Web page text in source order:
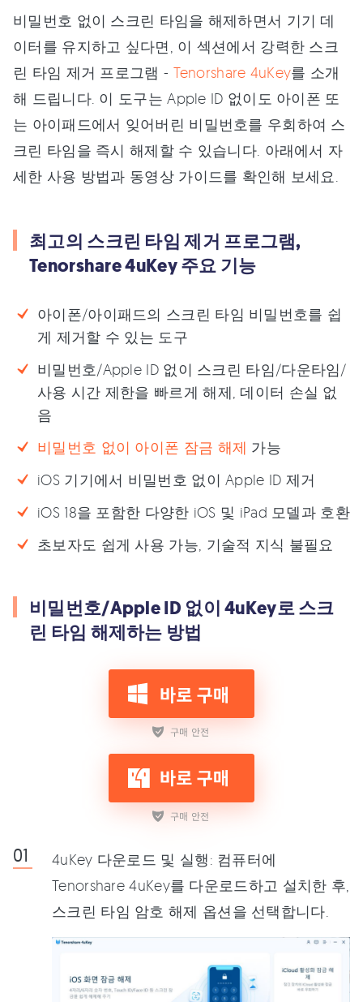
비밀번호 없이 스크린 타임을 해제하면서 기기 데
이터를 유지하고 싶다면, 이 섹션에서 강력한 스크
린 타임 제거 프로그램 - Tenorshare 4uKey를 소개
해 드립니다. 이 도구는 Apple ID 없이도 아이폰 또
는 아이패드에서 잊어버린 비밀번호를 우회하여 스
크린 타임을 즉시 해제할 수 있습니다. 아래에서 자
세한 사용 방법과 동영상 가이드를 확인해 보세요.
최고의 스크린 타임 제거 프로그램,
Tenorshare 4uKey 주요 기능
아이폰/아이패드의 스크린 타임 비밀번호를 쉽
게 제거할 수 있는 도구
비밀번호/Apple ID 없이 스크린 타임/다운타임/
사용 시간 제한을 빠르게 해제, 데이터 손실 없
음
비밀번호 없이 아이폰 잠금 해제 가능
iOS 기기에서 비밀번호 없이 Apple ID 제거
iOS 18을 포함한 다양한 iOS 및 iPad 모델과 호환
초보자도 쉽게 사용 가능, 기술적 지식 불필요
비밀번호/Apple ID 없이 4uKey로 스크
린 타임 해제하는 방법
4uKey 다운로드 및 실행: 컴퓨터에
Tenorshare 4uKey를 다운로드하고 설치한 후,
스크린 타임 암호 해제 옵션을 선택합니다.